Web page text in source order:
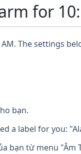
for
The settings
bạn.
a label for you:
bạn từ menu